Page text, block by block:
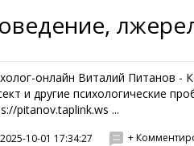
онлайн Виталий Питанов -
и другие психологические
pitanov.taplink.ws ...
2025-10-01 17:34:27 +